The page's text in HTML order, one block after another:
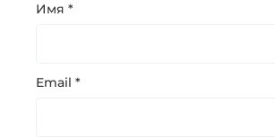
Имя *
Email *